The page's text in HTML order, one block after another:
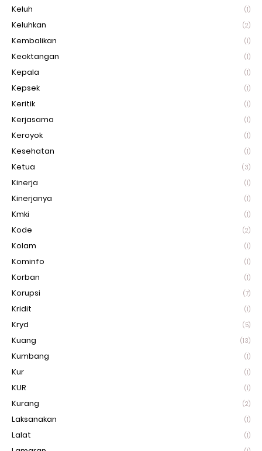
Keluh (1)
Keluhkan (2)
Kembalikan (1)
Keoktangan (1)
Kepala (1)
Kepsek (1)
Keritik (1)
Kerjasama (1)
Keroyok (1)
Kesehatan (1)
Ketua (3)
Kinerja (1)
Kinerjanya (1)
Kmki (1)
Kode (2)
Kolam (1)
Kominfo (1)
Korban (1)
Korupsi (7)
Kridit (1)
Kryd (5)
Kuang (13)
Kumbang (1)
Kur (1)
KUR (1)
Kurang (2)
Laksanakan (1)
Lalat (1)